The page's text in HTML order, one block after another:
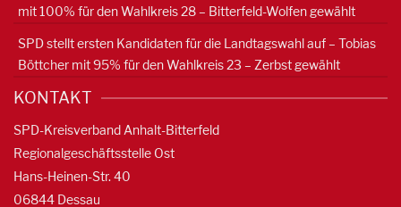
mit 100% für den Wahlkreis 28 – Bitterfeld-Wolfen gewählt
SPD stellt ersten Kandidaten für die Landtagswahl auf – Tobias
Böttcher mit 95% für den Wahlkreis 23 – Zerbst gewählt
KONTAKT
SPD-Kreisverband Anhalt-Bitterfeld
Regionalgeschäftsstelle Ost
Hans-Heinen-Str. 40
06844 Dessau